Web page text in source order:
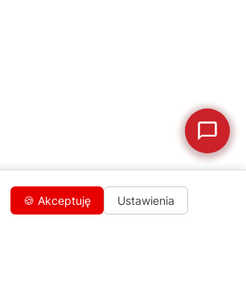
🍪 Akceptuję Ustawienia